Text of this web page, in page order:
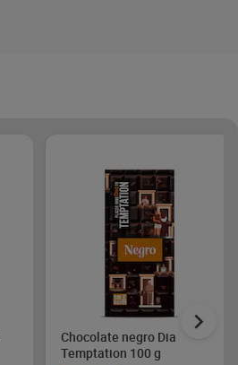
Chocolate negro Dia
Temptation 100 g